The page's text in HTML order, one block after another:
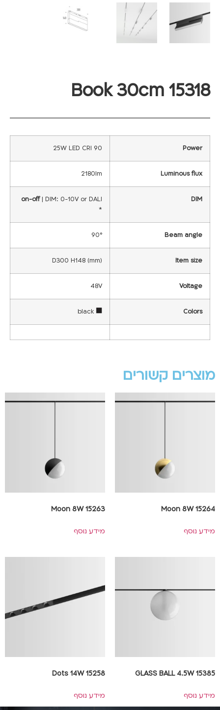
Book 30cm 15318
Power
25W LED CRI 90
Luminous flux
2180lm
DIM
on-off| DIM: 0-10V or DALI
*
Beam angle
90°
Item size
D300 H148 (mm)
Voltage
48V
Colors
מוצרים קשורים
Moon 8W 15264
מידע נוסף
Moon 8W 15263
מידע נוסף
GLASS BALL 4.5W 15385
מידע נוסף
Dots 14W 15258
מידע נוסף